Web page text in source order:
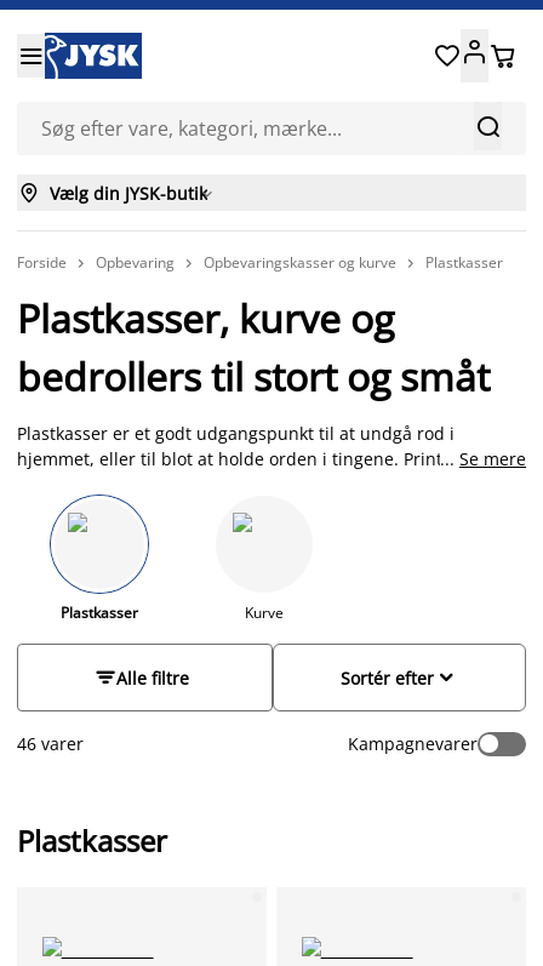


 
 Vælg din JYSK-butik
Forside  Opbevaring  Opbevaringskasser og kurve  Plastkasser
Plastkasser, kurve og
bedrollers til stort og småt
Plastkasser er et godt udgangspunkt til at undgå rod i
hjemmet, eller til blot at holde orden i tingene. Print labels og
har helt styr på indholdet. Eller vælg en gennemsigtig
plastikkasse, som kan give det nødvendige overblik over dine
ejendele. Især opbevaringsbokse med låg eller bedrollers med
hjul fungerer godt til ting, som ikke bruges i det daglige.
Bedrollers bruges som regel til at skabe ekstra
spande, der gør det nemt at sortere dit affald.
... Se mere
Plastkasser Kurve
Alle filtre 
Sortér efter
46 varer Kampagnevarer
Plastkasser